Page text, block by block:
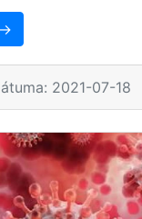
2021-07-18